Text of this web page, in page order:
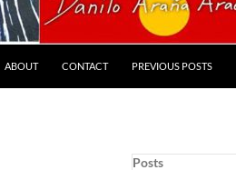
ABOUT CONTACT PREVIOUS POSTS
Posts